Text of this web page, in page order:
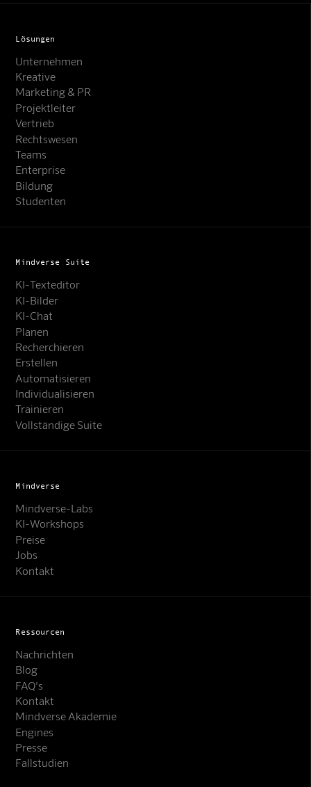
Online · KI-Assistent
Lösungen
Unternehmen
Kreative
Marketing & PR
Projektleiter
Vertrieb
Rechtswesen
Teams
Enterprise
Bildung
Studenten
Mindverse Suite
KI-Texteditor
KI-Bilder
KI-Chat
Planen
Recherchieren
Erstellen
Automatisieren
Individualisieren
Trainieren
Vollständige Suite
Mindverse
Mindverse-Labs
KI-Workshops
Preise
Jobs
Kontakt
Ressourcen
Nachrichten
Blog
FAQ's
Kontakt
Mindverse Akademie
Engines
Presse
Fallstudien